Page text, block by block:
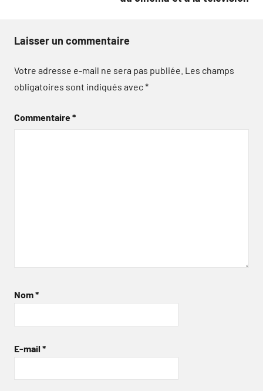
Laisser un commentaire
Votre adresse e-mail ne sera pas publiée. Les champs
obligatoires sont indiqués avec*
Commentaire*
Nom*
E-mail *